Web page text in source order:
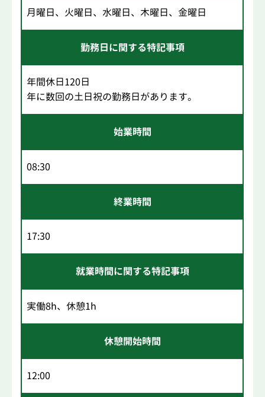
月曜日、火曜日、水曜日、木曜日、金曜日
勤務日に関する特記事項
年間休日120日
年に数回の土日祝の勤務日があります。
始業時間
08:30
終業時間
17:30
就業時間に関する特記事項
実働8h、休憩1h
休憩開始時間
12:00